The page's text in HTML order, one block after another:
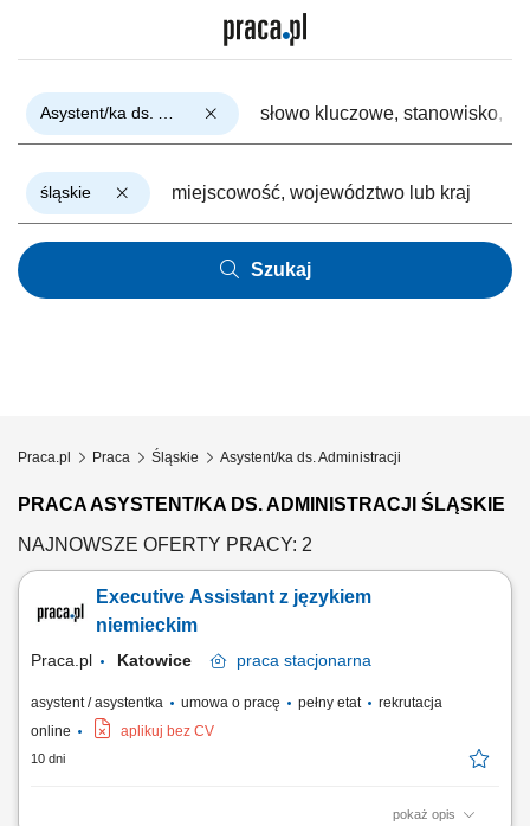
śląskie
Szukaj
Praca.pl Praca Śląskie Asystent/ka ds. Administracji
PRACA ASYSTENT/KA DS. ADMINISTRACJI ŚLĄSKIE
NAJNOWSZE OFERTY PRACY: 2
Executive Assistant z językiem
niemieckim
Praca.pl Katowice praca stacjonarna
asystent / asystentka umowa o pracę pełny etat
rekrutacja
online
aplikuj bez CV
10 dni
pokaż opis